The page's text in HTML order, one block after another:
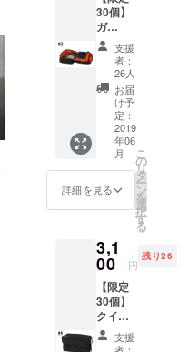
30個】
ガ
ジェッ
トス
タッ
シュ
（Gadg
Stash）
1個 参
考定価
4500円
＋送料
907円
（ヤマ
イズ）
40％OF
F 特別
価格
3200円
支援
者：
26人
お届
け予
定：
2019
年06
月
詳細を見る
こ
の
リ
タ
ー
ン
を
選
択
す
る
3,1
00 円
残り26
【限定
30個】
クイッ
ク・
シュー
支援
者：